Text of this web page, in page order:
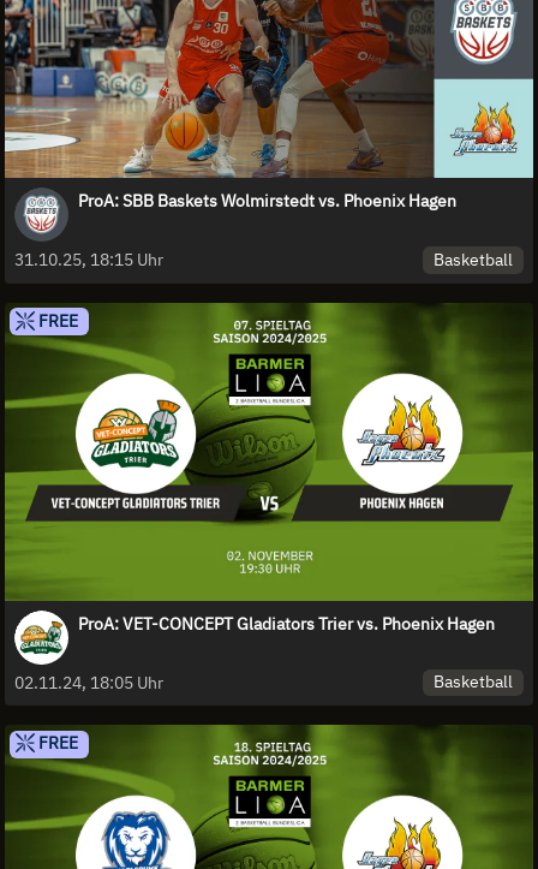
ProA: SBB Baskets Wolmirstedt vs. Phoenix Hagen
31.10.25, 18:15 Uhr Basketball
FREE
ProA: VET-CONCEPT Gladiators Trier vs. Phoenix Hagen
02.11.24, 18:05 Uhr Basketball
FREE